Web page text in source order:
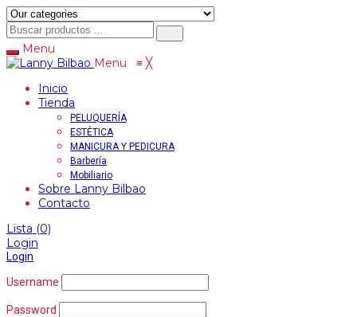
Menu
Menu ≡ ╳
Inicio
Tienda
PELUQUERÍA
ESTÉTICA
MANICURA Y PEDICURA
Barbería
Mobiliario
Sobre Lanny Bilbao
Contacto
Lista (0)
Login
Login
Username
Password